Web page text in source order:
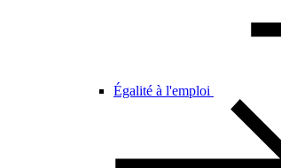
Égalité à l'emploi